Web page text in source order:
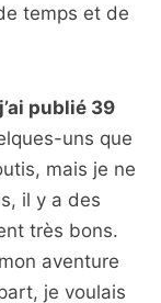
temps et de
j’ai publié 39
uns que
mais je ne
il y a des
très bons.
aventure
je voulais